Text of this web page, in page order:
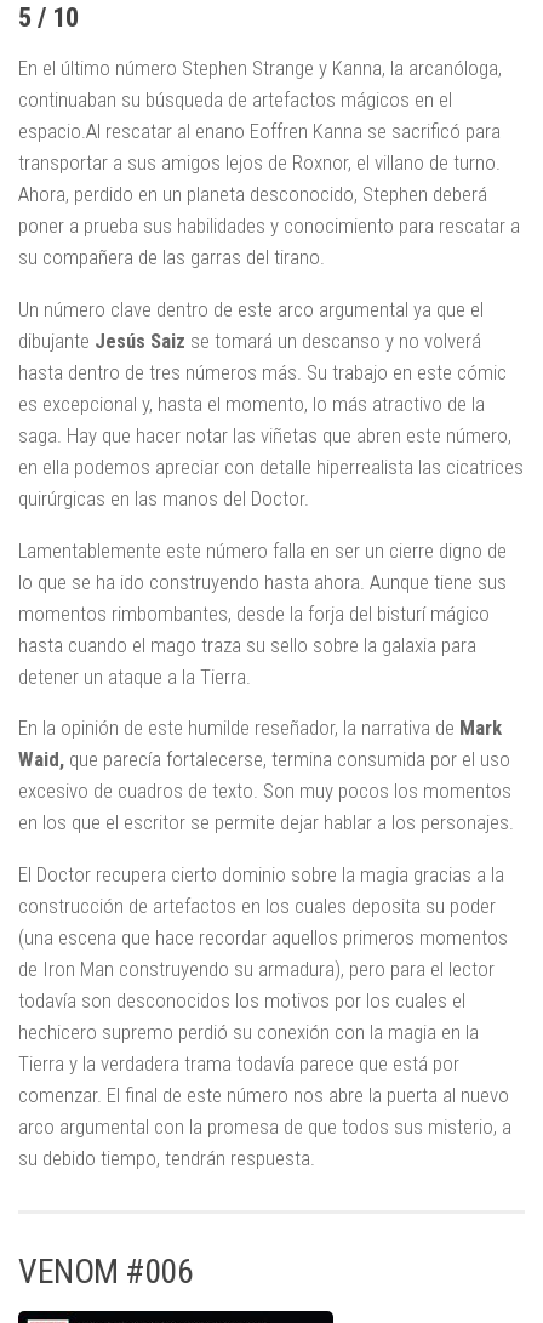
5 / 10
En el último número Stephen Strange y Kanna, la arcanóloga,
continuaban su búsqueda de artefactos mágicos en el
espacio.Al rescatar al enano Eoffren Kanna se sacrificó para
transportar a sus amigos lejos de Roxnor, el villano de turno.
Ahora, perdido en un planeta desconocido, Stephen deberá
poner a prueba sus habilidades y conocimiento para rescatar a
su compañera de las garras del tirano.
Un número clave dentro de este arco argumental ya que el
dibujante Jesús Saiz se tomará un descanso y no volverá
hasta dentro de tres números más. Su trabajo en este cómic
es excepcional y, hasta el momento, lo más atractivo de la
saga. Hay que hacer notar las viñetas que abren este número,
en ella podemos apreciar con detalle hiperrealista las cicatrices
quirúrgicas en las manos del Doctor.
Lamentablemente este número falla en ser un cierre digno de
lo que se ha ido construyendo hasta ahora. Aunque tiene sus
momentos rimbombantes, desde la forja del bisturí mágico
hasta cuando el mago traza su sello sobre la galaxia para
detener un ataque a la Tierra.
En la opinión de este humilde reseñador, la narrativa de Mark
Waid, que parecía fortalecerse, termina consumida por el uso
excesivo de cuadros de texto. Son muy pocos los momentos
en los que el escritor se permite dejar hablar a los personajes.
El Doctor recupera cierto dominio sobre la magia gracias a la
construcción de artefactos en los cuales deposita su poder
(una escena que hace recordar aquellos primeros momentos
de Iron Man construyendo su armadura), pero para el lector
todavía son desconocidos los motivos por los cuales el
hechicero supremo perdió su conexión con la magia en la
Tierra y la verdadera trama todavía parece que está por
comenzar. El final de este número nos abre la puerta al nuevo
arco argumental con la promesa de que todos sus misterio, a
su debido tiempo, tendrán respuesta.
VENOM #006